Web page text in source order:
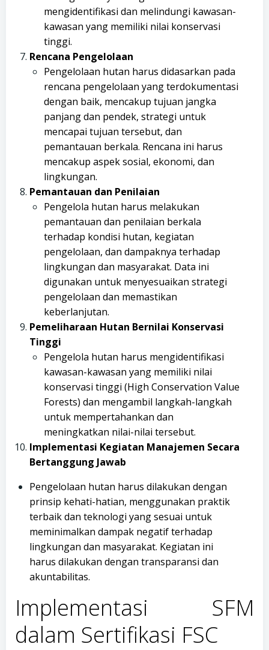
mengidentifikasi dan melindungi kawasan-
kawasan yang memiliki nilai konservasi
tinggi.
Rencana Pengelolaan
Pengelolaan hutan harus didasarkan pada
rencana pengelolaan yang terdokumentasi
dengan baik, mencakup tujuan jangka
panjang dan pendek, strategi untuk
mencapai tujuan tersebut, dan
pemantauan berkala. Rencana ini harus
mencakup aspek sosial, ekonomi, dan
lingkungan.
Pemantauan dan Penilaian
Pengelola hutan harus melakukan
pemantauan dan penilaian berkala
terhadap kondisi hutan, kegiatan
pengelolaan, dan dampaknya terhadap
lingkungan dan masyarakat. Data ini
digunakan untuk menyesuaikan strategi
pengelolaan dan memastikan
keberlanjutan.
Pemeliharaan Hutan Bernilai Konservasi
Tinggi
Pengelola hutan harus mengidentifikasi
kawasan-kawasan yang memiliki nilai
konservasi tinggi (High Conservation Value
Forests) dan mengambil langkah-langkah
untuk mempertahankan dan
meningkatkan nilai-nilai tersebut.
Implementasi Kegiatan Manajemen Secara
Bertanggung Jawab
Pengelolaan hutan harus dilakukan dengan
prinsip kehati-hatian, menggunakan praktik
terbaik dan teknologi yang sesuai untuk
meminimalkan dampak negatif terhadap
lingkungan dan masyarakat. Kegiatan ini
harus dilakukan dengan transparansi dan
akuntabilitas.
Implementasi SFM
dalam Sertifikasi FSC